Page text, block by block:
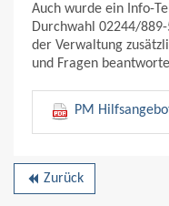
Auch wurde ein Info-
Durchwahl 02244/
der Verwaltung
und Fragen
PM
backward Zurück